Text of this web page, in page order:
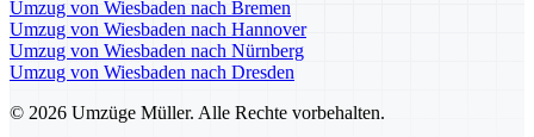
Umzug von Wiesbaden nach Bremen
Umzug von Wiesbaden nach Hannover
Umzug von Wiesbaden nach Nürnberg
Umzug von Wiesbaden nach Dresden
© 2026 Umzüge Müller. Alle Rechte vorbehalten.